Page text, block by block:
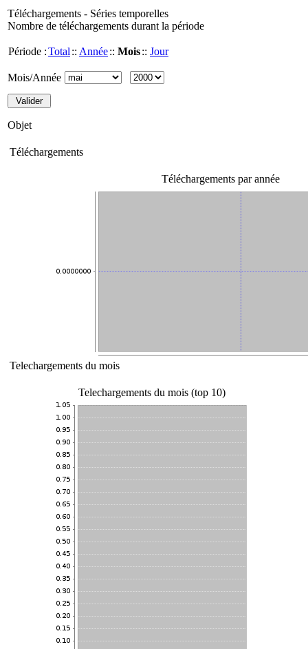
Téléchargements - Séries temporelles
Nombre de téléchargements durant la période
Période :Total :: Année:: Mois:: Jour
Mois/Année
Objet
Téléchargements
Téléchargements par année
Telechargements du mois
Telechargements du mois (top 10)